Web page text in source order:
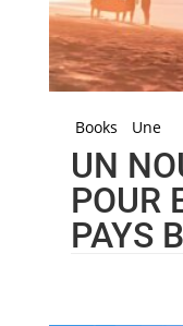
Books Une
UN
POUR
PAYS